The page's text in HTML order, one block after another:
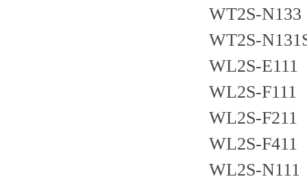
WT2S-N133
WT2S-
WL2S-E111
WL2S-F111
WL2S-F211
WL2S-F411
WL2S-N111